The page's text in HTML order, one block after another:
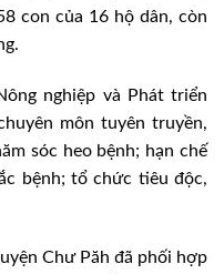
con của 16 hộ dân, còn
nghiệp và Phát triển
môn tuyên truyền,
sóc heo bệnh; hạn chế
bệnh; tổ chức tiêu độc,
Chư Păh đã phối hợp